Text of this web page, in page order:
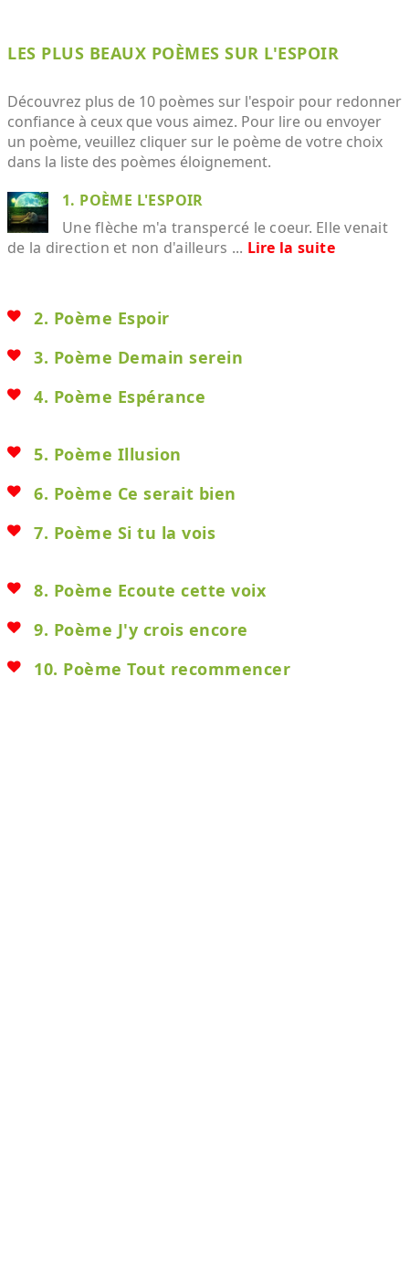
LES PLUS BEAUX POÈMES SUR L'ESPOIR
Découvrez plus de 10 poèmes sur l'espoir pour redonner
confiance à ceux que vous aimez. Pour lire ou envoyer
un poème, veuillez cliquer sur le poème de votre choix
dans la liste des poèmes éloignement.
1. POÈME L'ESPOIR
Une flèche m'a transpercé le coeur. Elle venait
de la direction et non d'ailleurs ... Lire la suite
2. Poème Espoir
3. Poème Demain serein
4. Poème Espérance
5. Poème Illusion
6. Poème Ce serait bien
7. Poème Si tu la vois
8. Poème Ecoute cette voix
9. Poème J'y crois encore
10. Poème Tout recommencer